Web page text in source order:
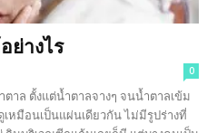
ย่างไร
0
าล ตั้งแต่น้ำตาลจางๆ จนน้ำตาลเข้ม
หมือนเป็นแผ่นเดียวกัน ไม่มีรูปร่างที่